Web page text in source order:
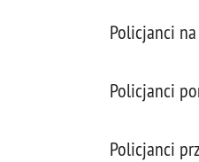
Policjanci
Policjanci
Policjanci